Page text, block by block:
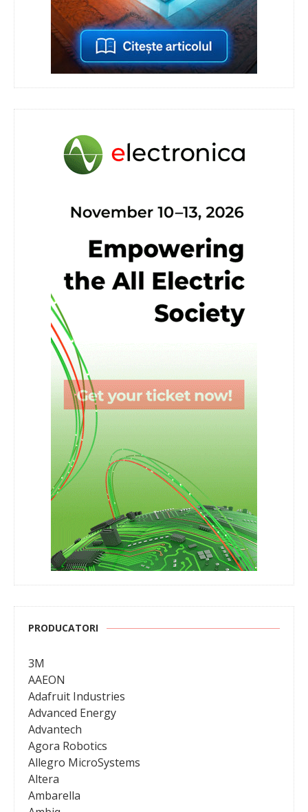
PRODUCATORI
3M
AAEON
Adafruit Industries
Advanced Energy
Advantech
Agora Robotics
Allegro MicroSystems
Altera
Ambarella